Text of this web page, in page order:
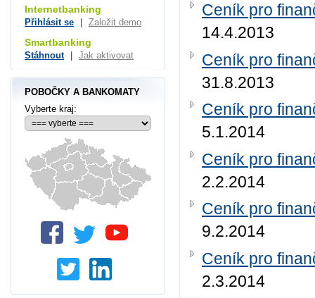
Ceník pro
14.4.2013
Ceník pro
31.8.2013
Ceník pro
5.1.2014
Ceník pro
2.2.2014
Ceník pro
9.2.2014
Ceník pro
2.3.2014
Internetbanking
Přihlásit se Založit demo
Smartbanking
Stáhnout Jak aktivovat
POBOČKY A BANKOMATY
Vyberte kraj: